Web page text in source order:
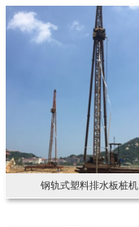
钢轨式塑料排水板桩机